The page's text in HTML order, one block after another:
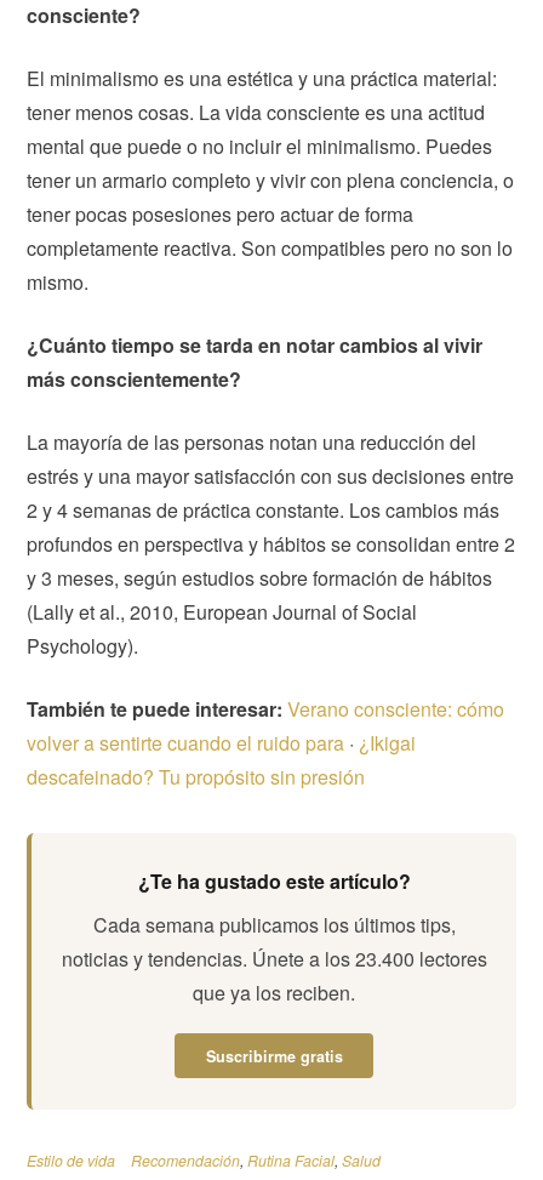
consciente?
El minimalismo es una estética y una práctica material:
tener menos cosas. La vida consciente es una actitud
mental que puede o no incluir el minimalismo. Puedes
tener un armario completo y vivir con plena conciencia, o
tener pocas posesiones pero actuar de forma
completamente reactiva. Son compatibles pero no son lo
mismo.
¿Cuánto tiempo se tarda en notar cambios al vivir
más conscientemente?
La mayoría de las personas notan una reducción del
estrés y una mayor satisfacción con sus decisiones entre
2 y 4 semanas de práctica constante. Los cambios más
profundos en perspectiva y hábitos se consolidan entre 2
y 3 meses, según estudios sobre formación de hábitos
(Lally et al., 2010, European Journal of Social
Psychology).
También te puede interesar: Verano consciente: cómo
volver a sentirte cuando el ruido para · ¿Ikigai
descafeinado? Tu propósito sin presión
¿Te ha gustado este artículo?
Cada semana publicamos los últimos tips,
noticias y tendencias. Únete a los 23.400 lectores
que ya los reciben.
Suscribirme gratis
Estilo de vida Recomendación, Rutina Facial, Salud